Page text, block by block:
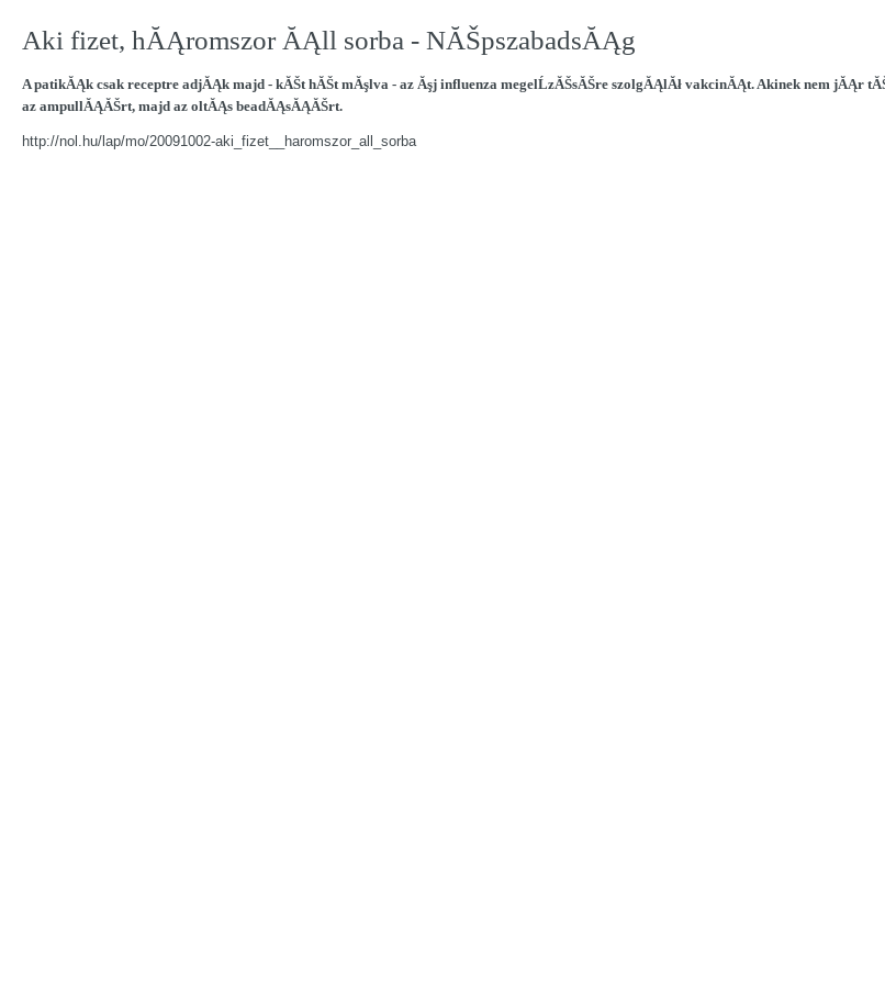
Aki fizet, hĂĄromszor ĂĄll sorba - NĂŠpszabadsĂĄg
A patikĂĄk csak receptre adjĂĄk majd - kĂŠt hĂŠt mĂşlva - az Ăşj influenza megelĹzĂŠsĂŠre szolgĂĄlĂł vakcinĂĄt. Akinek nem jĂĄr
az ampullĂĄĂŠrt, majd az oltĂĄs beadĂĄsĂĄĂŠrt.
http://nol.hu/lap/mo/20091002-aki_fizet__haromszor_all_sorba